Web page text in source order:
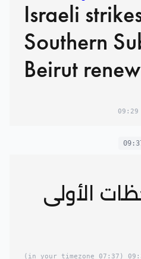
Israeli
Southern
Beirut renew
09:29
الأولى
(07:37 in your timezone)